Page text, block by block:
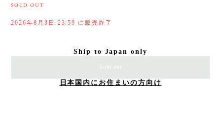
SOLD OUT
2026年8月3日 23:59 に販売終了
Ship to Japan only
Sold out
日本国内にお住まいの方向け